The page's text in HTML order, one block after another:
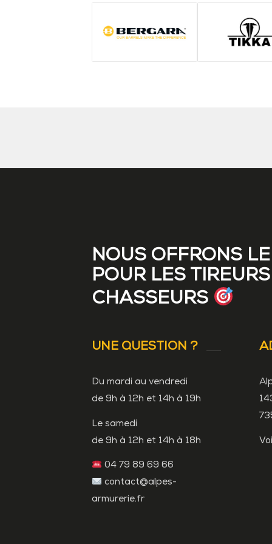
NOUS OFFRONS
POUR LES
CHASSEURS
UNE QUESTION ?
Du mardi au vendredi
de 9h à 12h et 14h à 19h
Le samedi
de 9h à 12h et 14h à 18h
04 79 89 69 66
contact@alpes-
armurerie.fr